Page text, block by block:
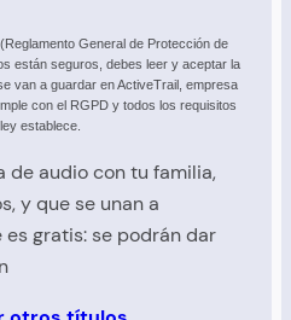
General de Protección de
están seguros, debes leer y aceptar la
van a guardar en ActiveTrail, empresa
con el RGPD y todos los requisitos
establece.
de audio con tu familia,
y que se unan a
es gratis: se podrán dar